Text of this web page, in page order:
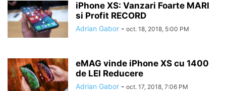
iPhone XS: Vanzari Foarte MARI
si Profit RECORD
Adrian Gabor - oct. 18, 2018, 5:00 PM
eMAG vinde iPhone XS cu 1400
de LEI Reducere
Adrian Gabor - oct. 17, 2018, 7:06 PM